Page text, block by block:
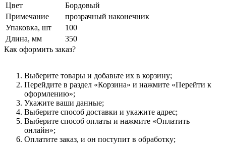
Цвет
Бордовый
Примечание
прозрачный наконечник
Упаковка, шт
100
Длина, мм
350
Как оформить заказ?
Выберите товары и добавьте их в корзину;
Перейдите в раздел «Корзина» и нажмите «Перейти к
оформлению»;
Укажите ваши данные;
Выберите способ доставки и укажите адрес;
Выберите способ оплаты и нажмите «Оплатить
онлайн»;
Оплатите заказ, и он поступит в обработку;